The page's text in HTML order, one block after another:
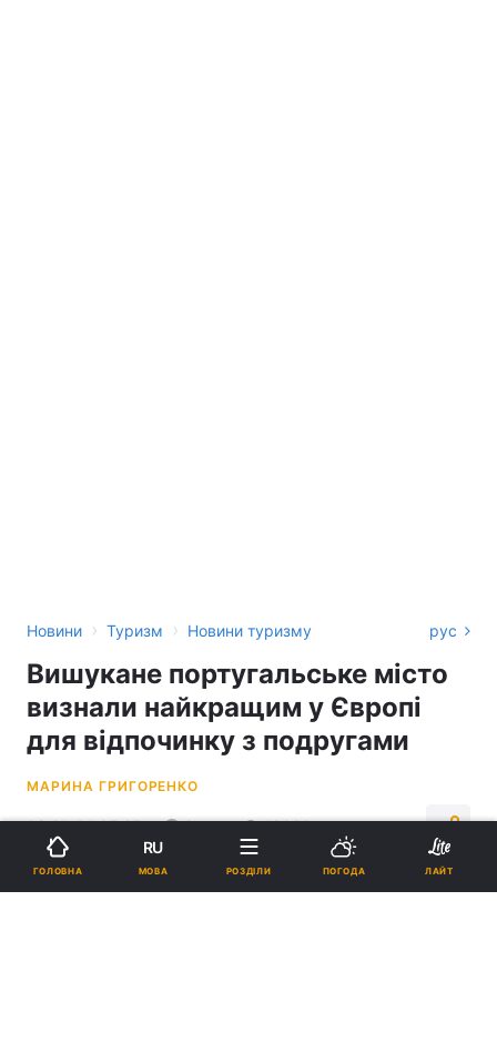
Новини › Туризм › Новини туризму рус
Вишукане португальське місто
визнали найкращим у Європі
для відпочинку з подругами
МАРИНА ГРИГОРЕНКО
09:21, 24.05.25 2 хв. 18082
Підпишіться на нас в Google
ГОЛОВНА
RU
МОВА РОЗДІЛИ ПОГОДА ЛАЙТ